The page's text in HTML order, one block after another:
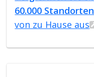
60.000 Standorten
von zu Hause aus